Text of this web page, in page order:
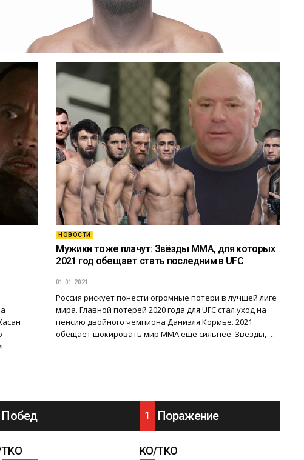
НОВОСТИ
Мужики тоже плачут: Звёзды ММА, для которых
2021 год обещает стать последним в UFC
01.01.2021
Россия рискует понести огромные потери в лучшей лиге
мира. Главной потерей 2020 года для UFC стал уход на
пенсию двойного чемпиона Даниэля Кормье. 2021
обещает шокировать мир ММА ещё сильнее. Звёзды, …
Побед 1 Поражение
KO/TKO